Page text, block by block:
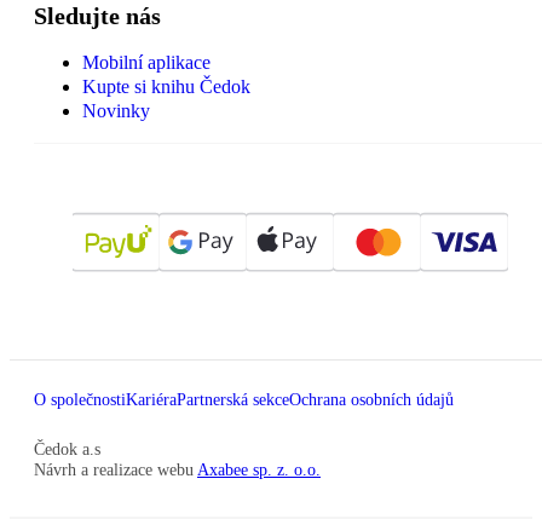
Sledujte nás
Mobilní aplikace
Kupte si knihu Čedok
Novinky
O společnostiKariéraPartnerská sekceOchrana osobních údajů
Čedok a.s
Návrh a realizace webu Axabee sp. z. o.o.